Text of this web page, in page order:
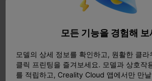
새 헤드폰을 구입하는 것은 특히 고품질
비용이 많이 들 수 있습니다. 3D 프린팅
는 비용은 부품당 4.24달러에불과하며
는 아웃소싱과 비교해보세요. 이는 무려
효과입니다! 게다가 프린터를 다른 프로
있으므로 현명한 투자입니다. 고장난 부
모든 기능을 경험해 보
모델의 상세 정보를 확인하고, 원활한 클라
클릭 프린팅을 즐겨보세요. 모델과 상호작
를 적립하고, Creality Cloud 앱에서만 만